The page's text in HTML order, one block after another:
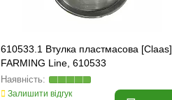
610533.1 Втулка пластмасова [Claas]
FARMING Line, 610533
Залишити відгук